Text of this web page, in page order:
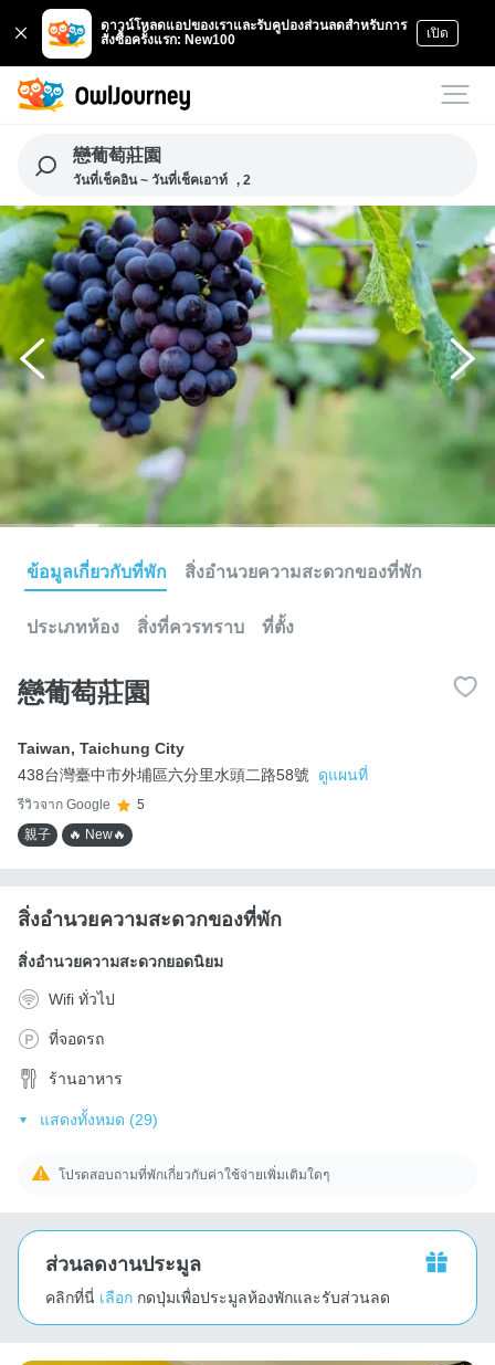
ดาวน์โหลดแอปของเราและรับคูปองส่วนลดสำหรับการ
สั่งซื้อครั้งแรก: New100
เปิด
戀葡萄莊園
วันที่เช็คอิน ~ วันที่เช็คเอาท์ , 2
ข้อมูลเกี่ยวกับที่พัก สิ่งอำนวยความสะดวกของที่พัก
ประเภทห้อง สิ่งที่ควรทราบ ที่ตั้ง
戀葡萄莊園
Taiwan, Taichung City
438台灣臺中市外埔區六分里水頭二路58號
ดูแผนที่
รีวิวจาก Google
5
親子
🔥 New🔥
สิ่งอำนวยความสะดวกของที่พัก
สิ่งอำนวยความสะดวกยอดนิยม
Wifi ทั่วไป
ที่จอดรถ
ร้านอาหาร
แสดงทั้งหมด (29)
โปรดสอบถามที่พักเกี่ยวกับค่าใช้จ่ายเพิ่มเติมใดๆ
ส่วนลดงานประมูล
คลิกที่นี่ เลือก กดปุ่มเพื่อประมูลห้องพักและรับส่วนลด